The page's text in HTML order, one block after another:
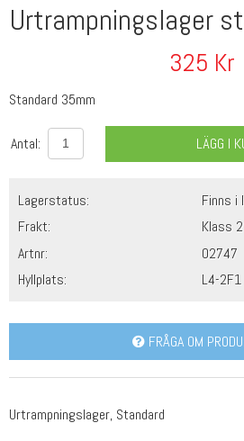
Urtrampningslager
325 Kr
Standard 35mm
Antal: LÄGG I
Lagerstatus:
Finns i
Frakt:
Klass
Artnr:
02747
Hyllplats:
L4-2F1
FRÅGA OM
Urtrampningslager, Standard